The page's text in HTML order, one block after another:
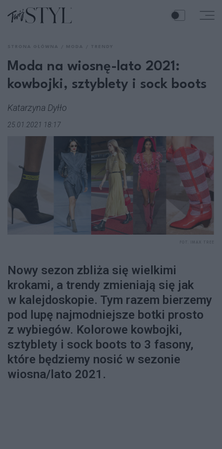
Moda na wiosnę-lato 2021:
kowbojki, sztyblety i sock boots
Katarzyna Dyłło
25.01.2021 18:17
Nowy sezon zbliża się wielkimi
krokami, a trendy zmieniają się jak
w kalejdoskopie. Tym razem bierzemy
pod lupę najmodniejsze botki prosto
z wybiegów. Kolorowe kowbojki,
sztyblety i sock boots to 3 fasony,
które będziemy nosić w sezonie
wiosna/lato 2021.